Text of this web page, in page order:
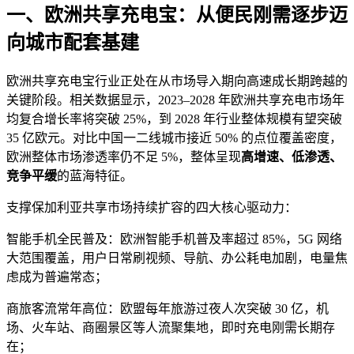
一、欧洲共享充电宝：从便民刚需逐步迈
向城市配套基建
欧洲共享充电宝行业正处在从市场导入期向高速成长期跨越的
关键阶段。相关数据显示，2023–2028 年欧洲共享充电市场年
均复合增长率将突破 25%，到 2028 年行业整体规模有望突破
35 亿欧元。对比中国一二线城市接近 50% 的点位覆盖密度，
欧洲整体市场渗透率仍不足 5%，整体呈现高增速、低渗透、
竞争平缓的蓝海特征。
支撑保加利亚共享市场持续扩容的四大核心驱动力：
智能手机全民普及：欧洲智能手机普及率超过 85%，5G 网络
大范围覆盖，用户日常刷视频、导航、办公耗电加剧，电量焦
虑成为普遍常态；
商旅客流常年高位：欧盟每年旅游过夜人次突破 30 亿，机
场、火车站、商圈景区等人流聚集地，即时充电刚需长期存
在；